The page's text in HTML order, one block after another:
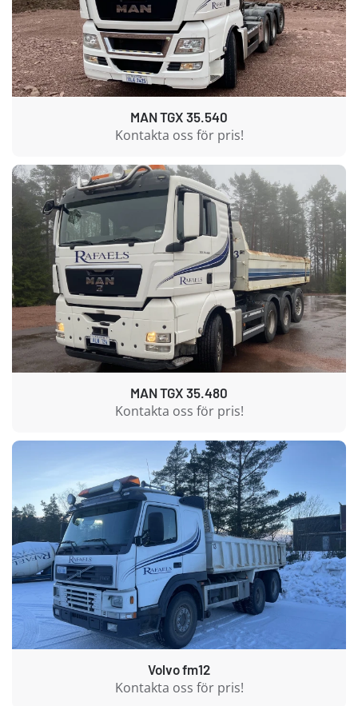
MAN TGX 35.540
Kontakta oss för pris!
MAN TGX 35.480
Kontakta oss för pris!
Volvo fm12
Kontakta oss för pris!